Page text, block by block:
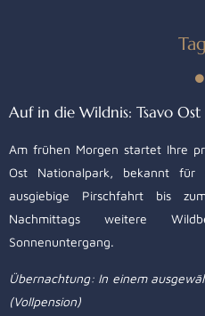
Auf in die Wildnis: Tsavo Ost
Am frühen Morgen startet Ihre
Ost Nationalpark, bekannt für
ausgiebige Pirschfahrt bis
Nachmittags weitere
Sonnenuntergang.
Übernachtung: In einem
(Vollpension)